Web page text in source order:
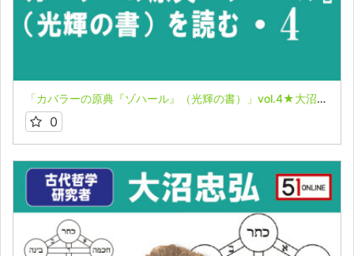
「カバラーの原典『ゾハール』（光輝の書）」vol.4★大沼忠弘
0